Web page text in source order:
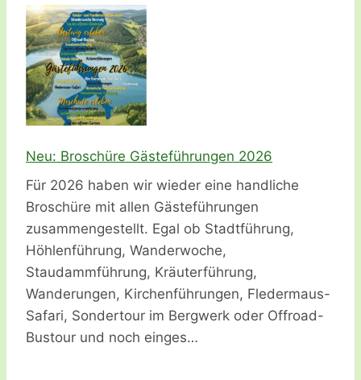
Neu: Broschüre Gästeführungen 2026
Für 2026 haben wir wieder eine handliche
Broschüre mit allen Gästeführungen
zusammengestellt. Egal ob Stadtführung,
Höhlenführung, Wanderwoche,
Staudammführung, Kräuterführung,
Wanderungen, Kirchenführungen, Fledermaus-
Safari, Sondertour im Bergwerk oder Offroad-
Bustour und noch einges…